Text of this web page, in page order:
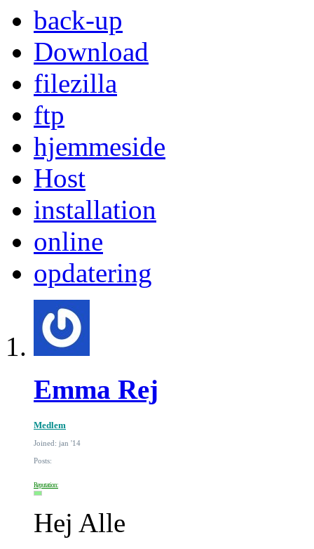
back-up
Download
filezilla
ftp
hjemmeside
Host
installation
online
opdatering
Emma Rej
Medlem
Joined: jan '14
Posts:
Reputation:
Hej Alle